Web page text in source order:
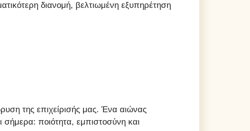
διανομή, βελτιωμένη εξυπηρέτηση
της επιχείρισής μας. Ένα αιώνας
σήμερα: ποιότητα, εμπιστοσύνη και